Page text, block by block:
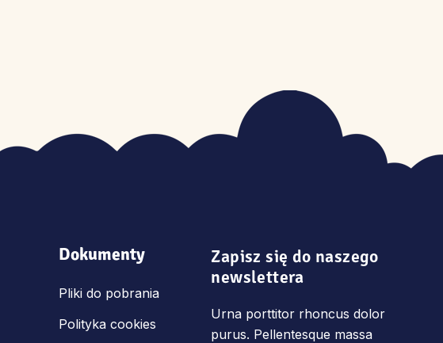
Dokumenty
Pliki do pobrania
Polityka cookies
Zapisz się do naszego
newslettera
Urna porttitor rhoncus dolor
purus. Pellentesque massa